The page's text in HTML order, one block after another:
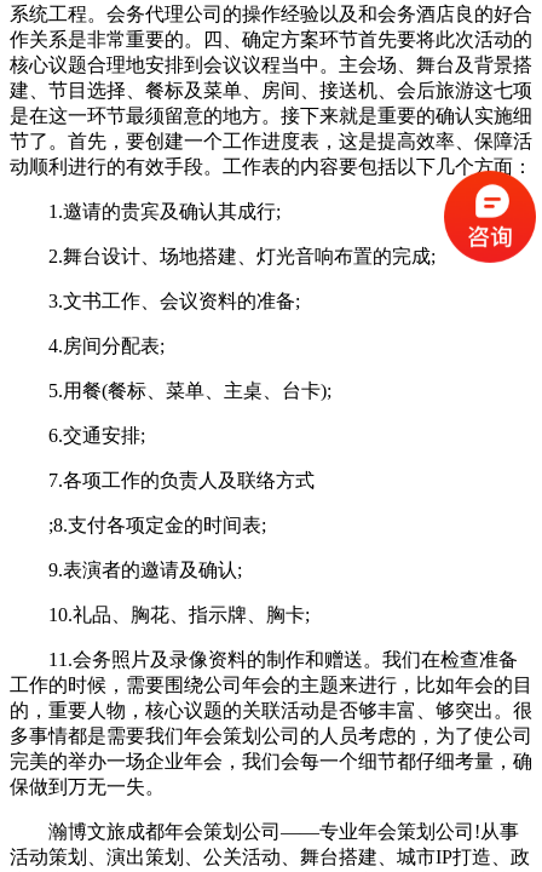
系统工程。会务代理公司的操作经验以及和会务酒店良的好合
作关系是非常重要的。四、确定方案环节首先要将此次活动的
核心议题合理地安排到会议议程当中。主会场、舞台及背景搭
建、节目选择、餐标及菜单、房间、接送机、会后旅游这七项
是在这一环节最须留意的地方。接下来就是重要的确认实施细
节了。首先，要创建一个工作进度表，这是提高效率、保障活
动顺利进行的有效手段。工作表的内容要包括以下几个方面：
1.邀请的贵宾及确认其成行;
2.舞台设计、场地搭建、灯光音响布置的完成;
3.文书工作、会议资料的准备;
4.房间分配表;
5.用餐(餐标、菜单、主桌、台卡);
6.交通安排;
7.各项工作的负责人及联络方式
;8.支付各项定金的时间表;
9.表演者的邀请及确认;
10.礼品、胸花、指示牌、胸卡;
11.会务照片及录像资料的制作和赠送。我们在检查准备
工作的时候，需要围绕公司年会的主题来进行，比如年会的目
的，重要人物，核心议题的关联活动是否够丰富、够突出。很
多事情都是需要我们年会策划公司的人员考虑的，为了使公司
完美的举办一场企业年会，我们会每一个细节都仔细考量，确
保做到万无一失。
瀚博文旅成都年会策划公司——专业年会策划公司!从事
活动策划、演出策划、公关活动、舞台搭建、城市IP打造、政